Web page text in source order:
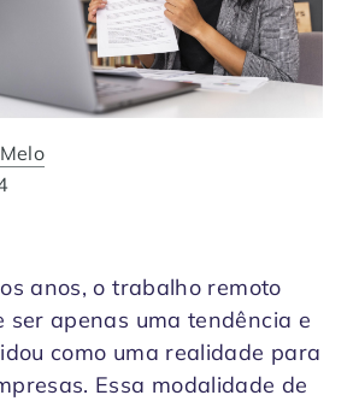
Pessoal / RH
anos, o trabalho remoto
ser apenas uma tendência e
como uma realidade para
Essa modalidade de